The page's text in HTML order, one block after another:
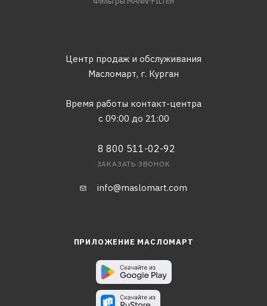
Центр продаж и обслуживания
Масломарт, г. Курган
Время работы контакт-центра
с 09:00 до 21:00
8 800 511-02-92
ЗАКАЗАТЬ ЗВОНОК
info@maslomart.com
ПРИЛОЖЕНИЕ МАСЛОМАРТ